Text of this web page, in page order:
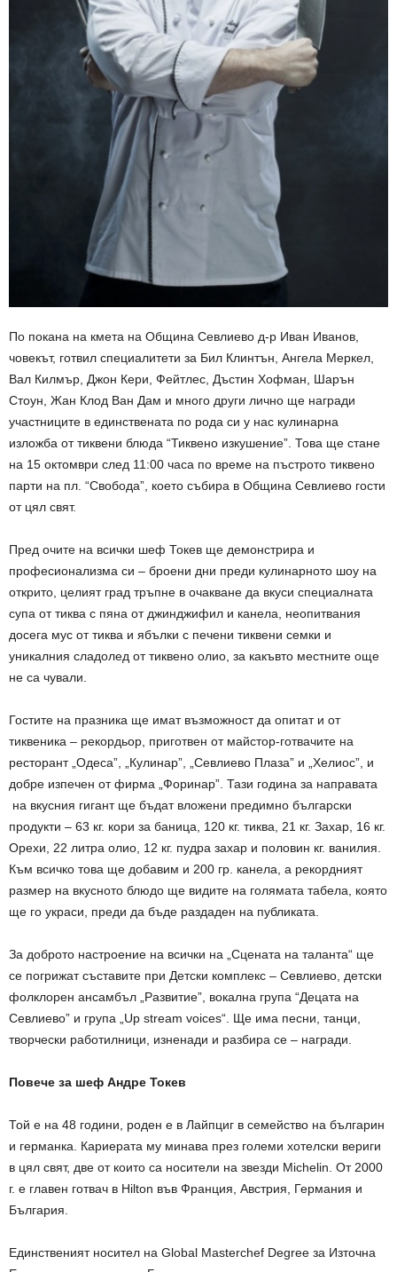
По покана на кмета на Община Севлиево д-р Иван Иванов,
човекът, готвил специалитети за Бил Клинтън, Ангела Меркел,
Вал Килмър, Джон Кери, Фейтлес, Дъстин Хофман, Шарън
Стоун, Жан Клод Ван Дам и много други лично ще награди
участниците в единствената по рода си у нас кулинарна
изложба от тиквени блюда “Тиквено изкушение”. Това ще стане
на 15 октомври след 11:00 часа по време на пъстрото тиквено
парти на пл. “Свобода”, което събира в Община Севлиево гости
от цял свят.
Пред очите на всички шеф Токев ще демонстрира и
професионализма си – броени дни преди кулинарното шоу на
открито, целият град тръпне в очакване да вкуси специалната
супа от тиква с пяна от джинджифил и канела, неопитвания
досега мус от тиква и ябълки с печени тиквени семки и
уникалния сладолед от тиквено олио, за какъвто местните още
не са чували.
Гостите на празника ще имат възможност да опитат и от
тиквеника – рекордьор, приготвен от майстор-готвачите на
ресторант „Одеса”, „Кулинар”, „Севлиево Плаза” и „Хелиос”, и
добре изпечен от фирма „Форинар”. Тази година за направата
на вкусния гигант ще бъдат вложени предимно български
продукти – 63 кг. кори за баница, 120 кг. тиква, 21 кг. Захар, 16 кг.
Орехи, 22 литра олио, 12 кг. пудра захар и половин кг. ванилия.
Към всичко това ще добавим и 200 гр. канела, а рекордният
размер на вкусното блюдо ще видите на голямата табела, която
ще го украси, преди да бъде раздаден на публиката.
За доброто настроение на всички на „Сцената на таланта“ ще
се погрижат съставите при Детски комплекс – Севлиево, детски
фолклорен ансамбъл „Развитие”, вокална група “Децата на
Севлиево” и група „Up stream voices“. Ще има песни, танци,
творчески работилници, изненади и разбира се – награди.
Повече за шеф Андре Токев
Той е на 48 години, роден е в Лайпциг в семейство на българин
и германка. Кариерата му минава през големи хотелски вериги
в цял свят, две от които са носители на звезди Michelin. От 2000
г. е главен готвач в Hilton във Франция, Австрия, Германия и
България.
Единственият носител на Global Masterchef Degree за Източна